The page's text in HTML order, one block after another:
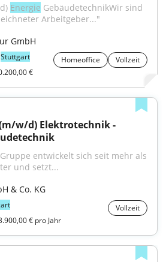
Energie GebäudetechnikWir sind
Arbeitgeber..."
GmbH
Stuttgart Homeoffice
Vollzeit
€
entwickelt sich seit mehr als
und setzt...
& Co. KG
Vollzeit
€ pro Jahr